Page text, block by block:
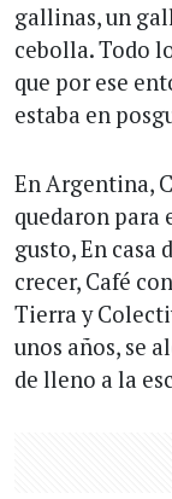
gallinas, un
cebolla. Todo
que por ese
estaba en
En Argentina,
quedaron para
gusto, En casa
crecer, Café
Tierra y
unos años, se
de lleno a la